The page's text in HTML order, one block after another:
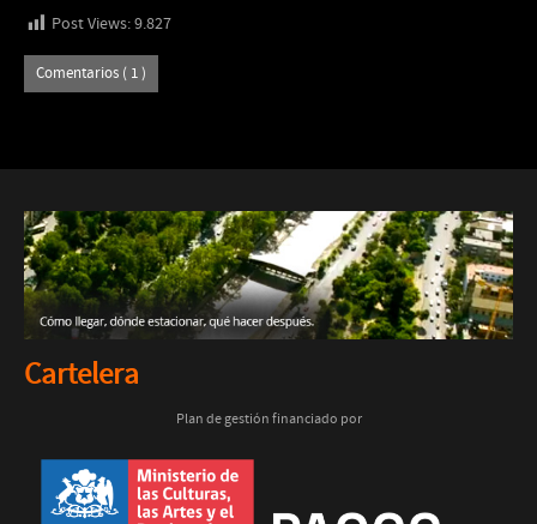
Post Views:9.827
Comentarios ( 1 )
Cartelera
Plan de gestión financiado por